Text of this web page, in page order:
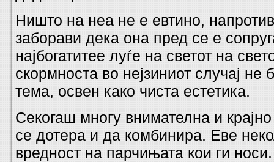
Ништо на неа не е евтино,
заборави дека она пред се е
најбогатитее луѓе на светот на
скормноста во нејзиниот случај
тема, освен како чиста естетика.
Секогаш многу внимателна и
се дотера и да комбинира. Еве
вредност на парчињата кои ги